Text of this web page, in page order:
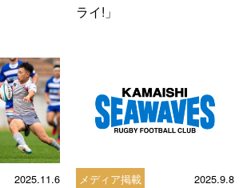
ライ!」
2025.11.6 メディア掲載 2025.9.8